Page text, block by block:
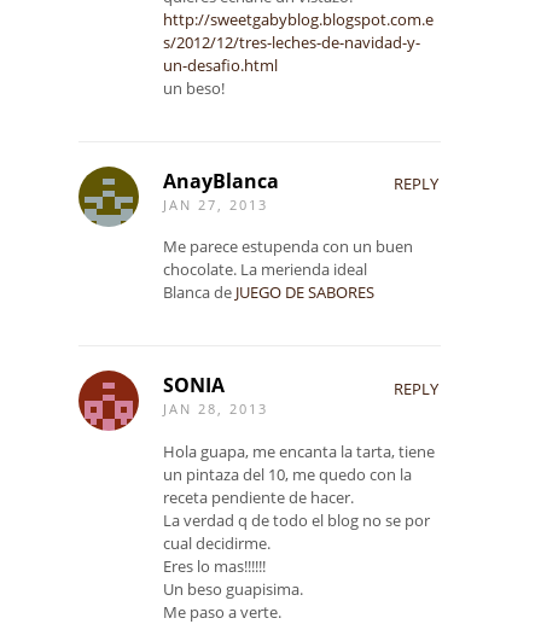
http://sweetgabyblog.blogspot.com.e
s/2012/12/tres-leches-de-navidad-y-
un-desafio.html
un beso!
AnayBlanca
JAN 27, 2013
REPLY
Me parece estupenda con un buen
chocolate. La merienda ideal
Blanca de JUEGO DE SABORES
SONIA
JAN 28, 2013
REPLY
Hola guapa, me encanta la tarta, tiene
un pintaza del 10, me quedo con la
receta pendiente de hacer.
La verdad q de todo el blog no se por
cual decidirme.
Eres lo mas!!!!!!
Un beso guapisima.
Me paso a verte.